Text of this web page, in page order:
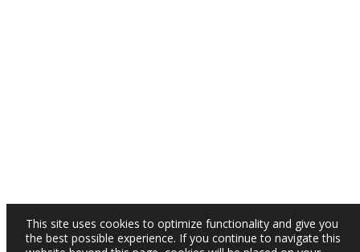
This site uses cookies to optimize functionality and give you
the best possible experience. If you continue to navigate this